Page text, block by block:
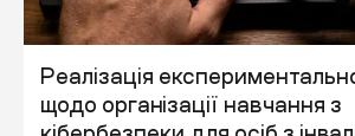
Реалізація
щодо організації навчання з